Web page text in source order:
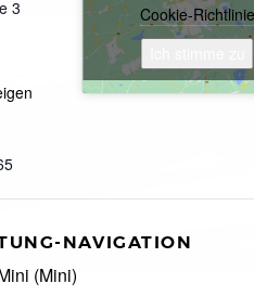
3
Cookie-Richtlinie
NAVIGATION
(Mini)